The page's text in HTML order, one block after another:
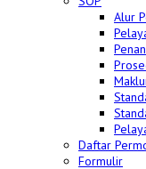
Alur
Daftar
Formulir